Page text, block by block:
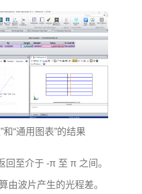
和“通用图表”的结果
回至介于 -π 至 π 之间。
由波片产生的光程差。